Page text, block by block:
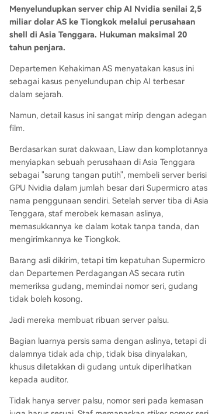
Menyelundupkan server chip AI Nvidia senilai 2,5
miliar dolar AS ke Tiongkok melalui perusahaan
shell di Asia Tenggara. Hukuman maksimal 20
tahun penjara.
Departemen Kehakiman AS menyatakan kasus ini
sebagai kasus penyelundupan chip AI terbesar
dalam sejarah.
Namun, detail kasus ini sangat mirip dengan adegan
film.
Berdasarkan surat dakwaan, Liaw dan komplotannya
menyiapkan sebuah perusahaan di Asia Tenggara
sebagai "sarung tangan putih", membeli server berisi
GPU Nvidia dalam jumlah besar dari Supermicro atas
nama penggunaan sendiri. Setelah server tiba di Asia
Tenggara, staf merobek kemasan aslinya,
memasukkannya ke dalam kotak tanpa tanda, dan
mengirimkannya ke Tiongkok.
Barang asli dikirim, tetapi tim kepatuhan Supermicro
dan Departemen Perdagangan AS secara rutin
memeriksa gudang, memindai nomor seri, gudang
tidak boleh kosong.
Jadi mereka membuat ribuan server palsu.
Bagian luarnya persis sama dengan aslinya, tetapi di
dalamnya tidak ada chip, tidak bisa dinyalakan,
khusus diletakkan di gudang untuk diperlihatkan
kepada auditor.
Tidak hanya server palsu, nomor seri pada kemasan